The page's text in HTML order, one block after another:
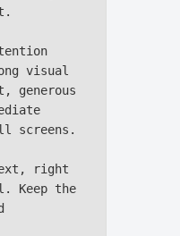
visual
generous
screens.
right
Keep the